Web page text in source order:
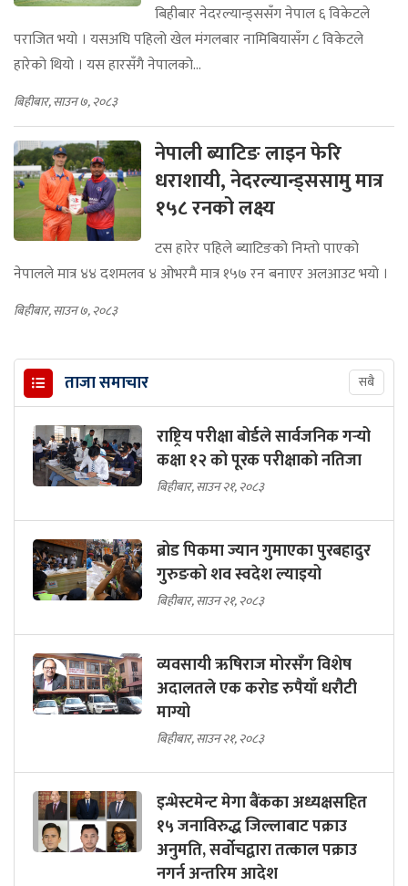
बिहीबार नेदरल्यान्ड्ससँग नेपाल ६ विकेटले
पराजित भयो । यसअघि पहिलो खेल मंगलबार नामिबियासँग ८ विकेटले
हारेको थियो । यस हारसँगै नेपालको...
बिहीबार, साउन ७, २०८३
नेपाली ब्याटिङ लाइन फेरि
धराशायी, नेदरल्यान्ड्ससामु मात्र
१५८ रनको लक्ष्य
टस हारेर पहिले ब्याटिङको निम्तो पाएको
नेपालले मात्र ४४ दशमलव ४ ओभरमै मात्र १५७ रन बनाएर अलआउट भयो ।
बिहीबार, साउन ७, २०८३
ताजा समाचार सबै
राष्ट्रिय परीक्षा बोर्डले सार्वजनिक गर्‍यो
कक्षा १२ को पूरक परीक्षाको नतिजा
बिहीबार, साउन २१, २०८३
ब्रोड पिकमा ज्यान गुमाएका पुरबहादुर
गुरुङको शव स्वदेश ल्याइयो
बिहीबार, साउन २१, २०८३
व्यवसायी ऋषिराज मोरसँग विशेष
अदालतले एक करोड रुपैयाँ धरौटी
माग्यो
बिहीबार, साउन २१, २०८३
इन्भेस्टमेन्ट मेगा बैंकका अध्यक्षसहित
१५ जनाविरुद्ध जिल्लाबाट पक्राउ
अनुमति, सर्वोचद्वारा तत्काल पक्राउ
नगर्न अन्तरिम आदेश